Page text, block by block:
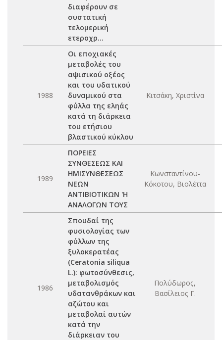
διαφέρουν σε
συστατική
τελομερική
ετεροχρ...
1988
Οι εποχιακές
μεταβολές του
αψισικού οξέος
και του υδατικού
δυναμικού στα
φύλλα της εληάς
κατά τη διάρκεια
του ετήσιου
βλαστικού κύκλου
Κιτσάκη, Χριστίνα
1989
ΠΟΡΕΙΕΣ
ΣΥΝΘΕΣΕΩΣ ΚΑΙ
ΗΜΙΣΥΝΘΕΣΕΩΣ
ΝΕΩΝ
ΑΝΤΙΒΙΟΤΙΚΩΝ 'Η
ΑΝΑΛΟΓΩΝ ΤΟΥΣ
Κωνσταντίνου-
Κόκοτου, Βιολέττα
1986
Σπουδαί της
φυσιολογίας των
φύλλων της
ξυλοκερατέας
(Ceratonia siliqua
L.): φωτοσύνθεσις,
μεταβολισμός
υδατανθράκων και
αζώτου και
μεταβολαί αυτών
κατά την
διάρκειαν του
Πολύδωρος,
Βασίλειος Γ.